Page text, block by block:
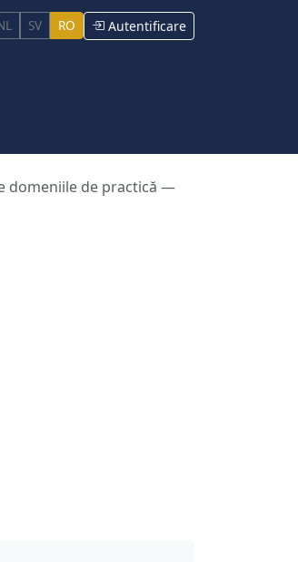
SV RO Autentificare
domeniile de practică —